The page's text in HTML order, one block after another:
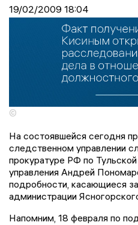
19/02/2009 18:04
©
На состоявшейся сегодня
следственном управлении
прокуратуре РФ по
управления Андрей
подробности, касающиеся
администрации
Напомним, 18 февраля по